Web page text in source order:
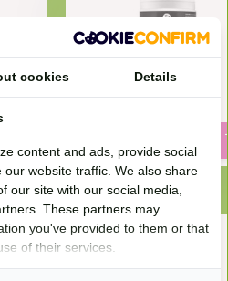
Natural Hoof Clay
cookies Details
content and ads, provide social
website traffic. We also share
our site with our social media,
These partners may
you've provided to them or that
of their services.